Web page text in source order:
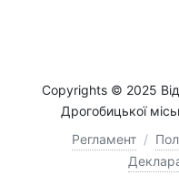
Copyrights © 2025
Дрогобицької
Регламент /